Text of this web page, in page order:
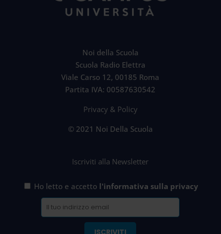
Noi della Scuola
Scuola Radio Elettra
Viale Carso 12, 00185 Roma
Partita IVA: 00587630542
Privacy & Policy
© 2021 Noi Della Scuola
Iscriviti alla Newsletter
Ho letto e accetto l'informativa sulla privacy